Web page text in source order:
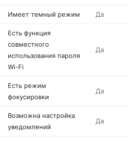
Имеет темный режим Да
Есть функция
совместного
использования пароля
Wi-Fi
Да
Есть режим
фокусировки
Да
Возможна настройка
уведомлений
Да